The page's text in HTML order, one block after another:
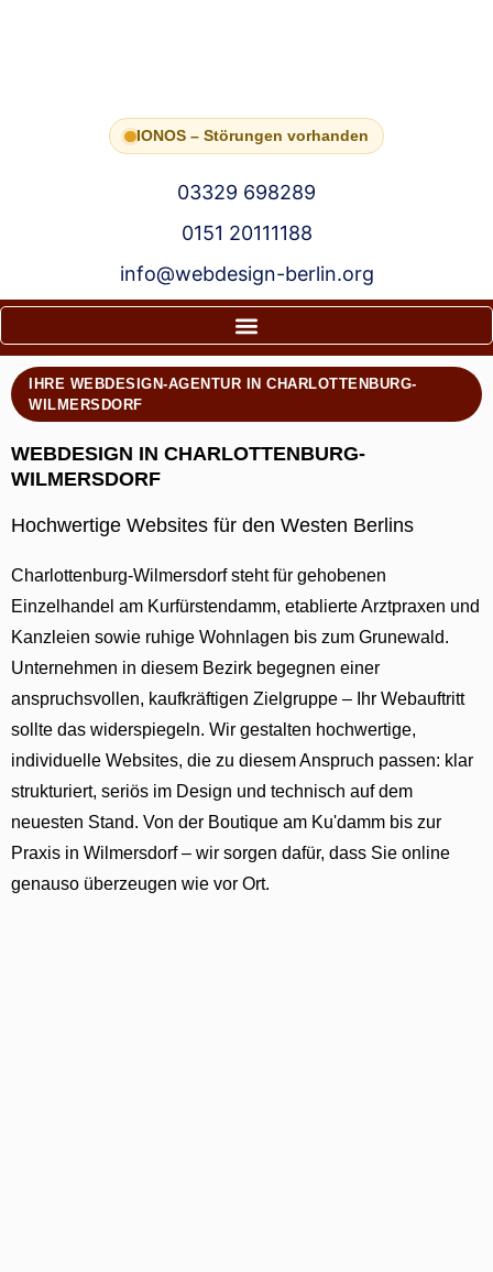
IONOS – Störungen vorhanden
03329 698289
0151 20111188
info@webdesign-berlin.org
IHRE WEBDESIGN-AGENTUR IN CHARLOTTENBURG-
WILMERSDORF
WEBDESIGN IN CHARLOTTENBURG-
WILMERSDORF
Hochwertige Websites für den Westen Berlins
Charlottenburg-Wilmersdorf steht für gehobenen
Einzelhandel am Kurfürstendamm, etablierte Arztpraxen und
Kanzleien sowie ruhige Wohnlagen bis zum Grunewald.
Unternehmen in diesem Bezirk begegnen einer
anspruchsvollen, kaufkräftigen Zielgruppe – Ihr Webauftritt
sollte das widerspiegeln. Wir gestalten hochwertige,
individuelle Websites, die zu diesem Anspruch passen: klar
strukturiert, seriös im Design und technisch auf dem
neuesten Stand. Von der Boutique am Ku'damm bis zur
Praxis in Wilmersdorf – wir sorgen dafür, dass Sie online
genauso überzeugen wie vor Ort.